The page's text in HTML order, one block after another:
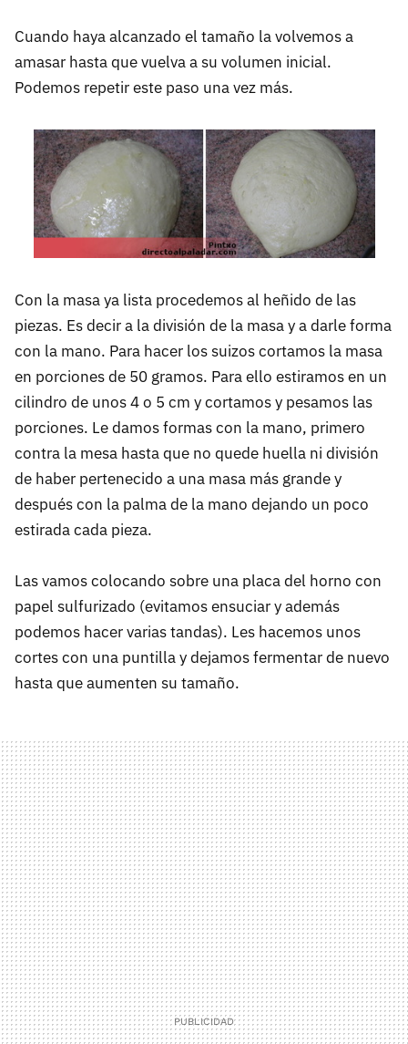
Cuando haya alcanzado el tamaño la volvemos a
amasar hasta que vuelva a su volumen inicial.
Podemos repetir este paso una vez más.
Con la masa ya lista procedemos al heñido de las
piezas. Es decir a la división de la masa y a darle forma
con la mano. Para hacer los suizos cortamos la masa
en porciones de 50 gramos. Para ello estiramos en un
cilindro de unos 4 o 5 cm y cortamos y pesamos las
porciones. Le damos formas con la mano, primero
contra la mesa hasta que no quede huella ni división
de haber pertenecido a una masa más grande y
después con la palma de la mano dejando un poco
estirada cada pieza.
Las vamos colocando sobre una placa del horno con
papel sulfurizado (evitamos ensuciar y además
podemos hacer varias tandas). Les hacemos unos
cortes con una puntilla y dejamos fermentar de nuevo
hasta que aumenten su tamaño.